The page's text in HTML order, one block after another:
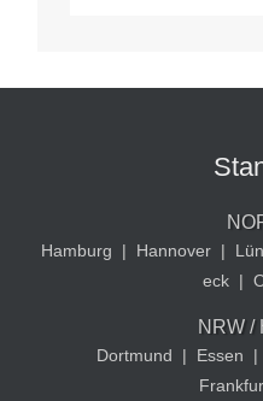
Hamburg | Hannover |
eck |
NRW /
Dortmund | Essen |